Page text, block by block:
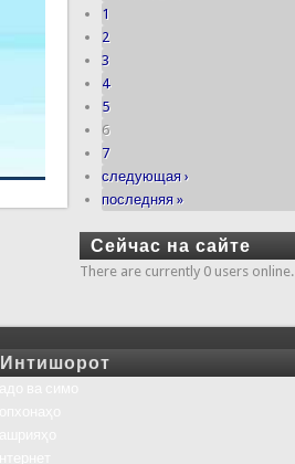
1
2
3
4
5
6
7
следующая ›
последняя »
Сейчас на сайте
There are currently 0 users online.
Интишорот